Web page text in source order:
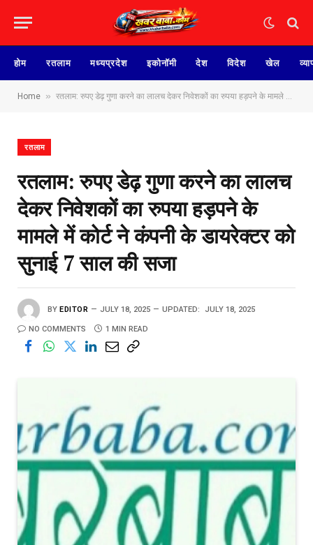
होम रतलाम मध्यप्रदेश इकोनॉमी देश विदेश खेल
Home » रतलाम: रुपए डेढ़ गुणा करने का लालच देकर निवेशकों का रुपया हड़पने के मामले में कोर्ट ने कंपनी के डायरेक्टर को सुनाई 7 साल की सजा
रतलाम
रतलाम: रुपए डेढ़ गुणा करने का लालच
देकर निवेशकों का रुपया हड़पने के
मामले में कोर्ट ने कंपनी के डायरेक्टर को
सुनाई 7 साल की सजा
BY EDITOR JULY 18, 2025 UPDATED: JULY 18, 2025
NO COMMENTS 1 MIN READ